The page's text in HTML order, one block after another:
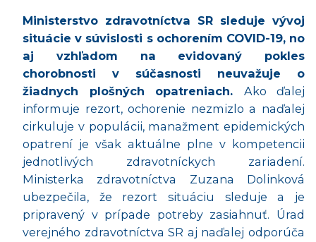
Ministerstvo zdravotníctva SR sleduje vývoj
situácie v súvislosti s ochorením COVID-19, no
aj vzhľadom na evidovaný pokles
chorobnosti v súčasnosti neuvažuje o
žiadnych plošných opatreniach. Ako ďalej
informuje rezort, ochorenie nezmizlo a naďalej
cirkuluje v populácii, manažment epidemických
opatrení je však aktuálne plne v kompetencii
jednotlivých zdravotníckych zariadení.
Ministerka zdravotníctva Zuzana Dolinková
ubezpečila, že rezort situáciu sleduje a je
pripravený v prípade potreby zasiahnuť. Úrad
verejného zdravotníctva SR aj naďalej odporúča